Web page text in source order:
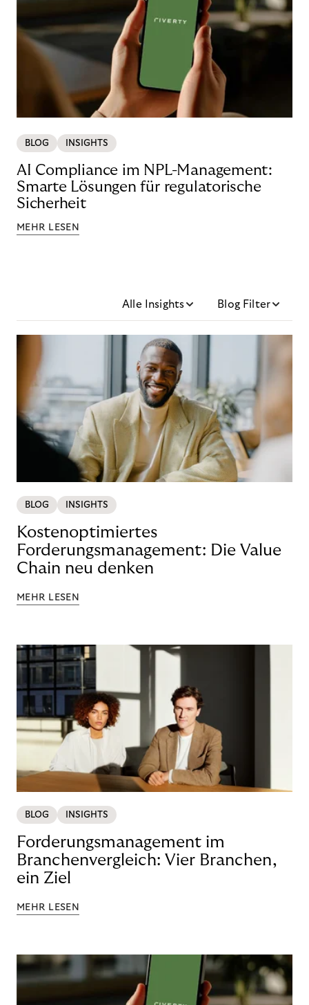
BLOG INSIGHTS
AI Compliance im NPL-Management:
Smarte Lösungen für regulatorische
Sicherheit
MEHR LESEN
Alle Insights Blog Filter
BLOG INSIGHTS
Kostenoptimiertes
Forderungsmanagement: Die Value
Chain neu denken
MEHR LESEN
BLOG INSIGHTS
Forderungsmanagement im
Branchenvergleich: Vier Branchen,
ein Ziel
MEHR LESEN